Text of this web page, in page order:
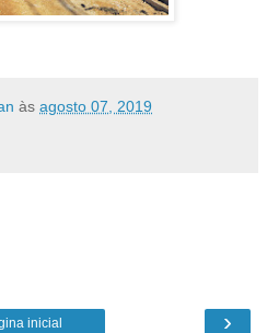
às agosto 07, 2019
›
inicial